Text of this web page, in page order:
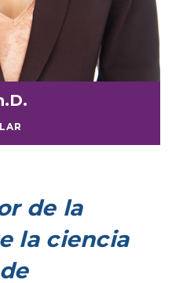
de la
la ciencia